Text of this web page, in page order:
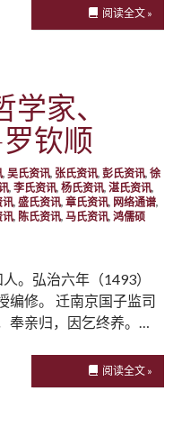
阅读全文 »
家、
钦顺
, 吴氏资讯, 张氏资讯, 彭氏资讯, 徐
, 李氏资讯, 杨氏资讯, 湛氏资讯,
讯, 盛氏资讯, 章氏资讯, 网络通谱,
讯, 陈氏资讯, 马氏资讯, 鸿儒硕
。弘治六年（1493）
编修。 迁南京国子监司
奉亲归，因乞终养。…
阅读全文 »